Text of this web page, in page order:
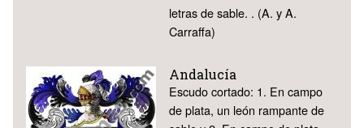
letras de sable. . (A. y A.
Carraffa)
Andalucía
Escudo cortado: 1. En campo
de plata, un león rampante de